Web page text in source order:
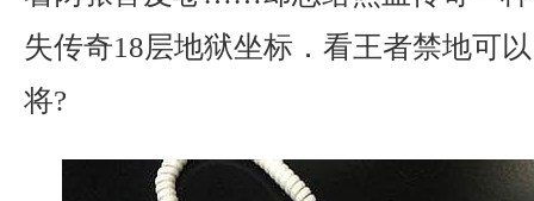
失传奇18层地狱坐标．看王者禁地可
将?